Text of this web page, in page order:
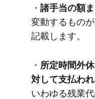
・ 諸手当の​額
変動する​もの
記載します。
・ 所定時間外
対して​支払わ
いわゆる​残業代